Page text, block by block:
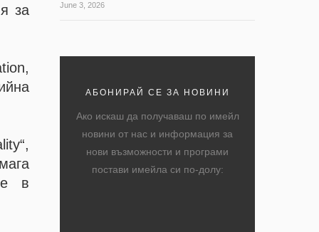
за
в
June 3, 2026
АБОНИРАЙ СЕ ЗА НОВИНИ
Ако искаш да получаваш по имейл
новини от нас и информация за
нови възможности и програми
постави имейла си по-долу: